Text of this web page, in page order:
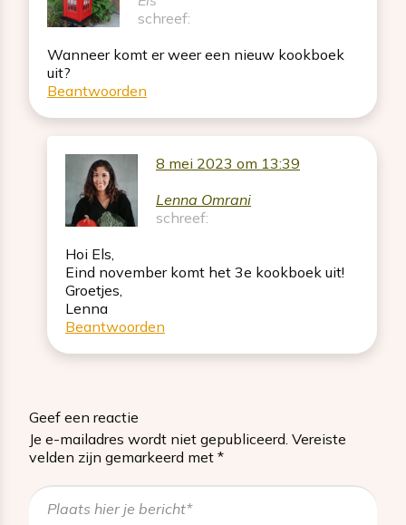
schreef:
Wanneer komt er weer een nieuw kookboek
uit?
Beantwoorden
Lenna Omrani
schreef:
8 mei 2023 om 13:39
Hoi Els,
Eind november komt het 3e kookboek uit!
Groetjes,
Lenna
Beantwoorden
Geef een reactie
Je e-mailadres wordt niet gepubliceerd. Vereiste
velden zijn gemarkeerd met *